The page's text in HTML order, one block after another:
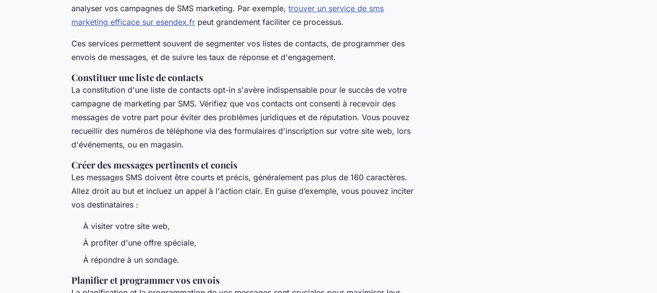
analyser vos campagnes de SMS marketing. Par exemple, trouver un service de sms
marketing efficace sur esendex.fr peut grandement faciliter ce processus.
Ces services permettent souvent de segmenter vos listes de contacts, de programmer des
envois de messages, et de suivre les taux de réponse et d'engagement.
Constituer une liste de contacts
La constitution d'une liste de contacts opt-in s'avère indispensable pour le succès de votre
campagne de marketing par SMS. Vérifiez que vos contacts ont consenti à recevoir des
messages de votre part pour éviter des problèmes juridiques et de réputation. Vous pouvez
recueillir des numéros de téléphone via des formulaires d'inscription sur votre site web, lors
d'événements, ou en magasin.
Créer des messages pertinents et concis
Les messages SMS doivent être courts et précis, généralement pas plus de 160 caractères.
Allez droit au but et incluez un appel à l'action clair. En guise d’exemple, vous pouvez inciter
vos destinataires :
À visiter votre site web,
À profiter d'une offre spéciale,
À répondre à un sondage.
Planifier et programmer vos envois